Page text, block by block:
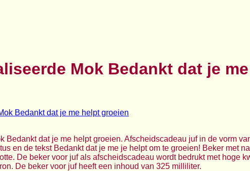
Mok Bedankt dat je
Bedankt dat je me helpt groeien. Afscheidscadeau juf in de vorm
en de tekst Bedankt dat je me je helpt om te groeien! Beker met
De beker voor juf als afscheidscadeau wordt bedrukt met hoge
De beker voor juf heeft een inhoud van 325 milliliter.